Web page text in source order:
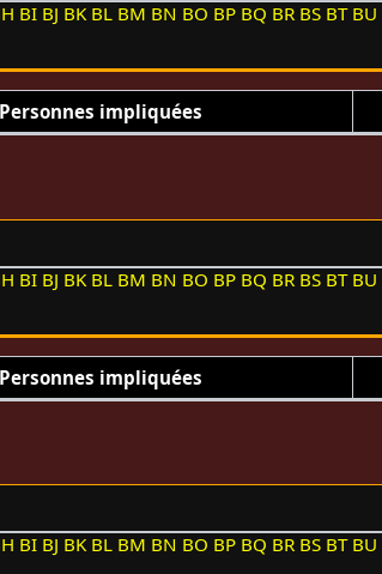
BI BJ BK BL BM BN BO BP BQ BR BS BT BU
Personnes impliquées
BI BJ BK BL BM BN BO BP BQ BR BS BT BU
Personnes impliquées
BI BJ BK BL BM BN BO BP BQ BR BS BT BU